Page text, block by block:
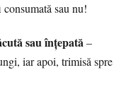
sau nu!
sau înțepată–
iar apoi, trimisă spre